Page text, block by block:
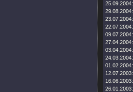
25.09.2004:
29.08.2004:
23.07.2004:
22.07.2004:
09.07.2004:
27.04.2004:
03.04.2004:
24.03.2004:
01.02.2004:
12.07.2003:
16.06.2003:
26.01.2003: